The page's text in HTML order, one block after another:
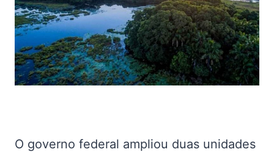
O governo federal ampliou duas unidades